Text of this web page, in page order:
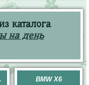
каталога
на день
BMW X6